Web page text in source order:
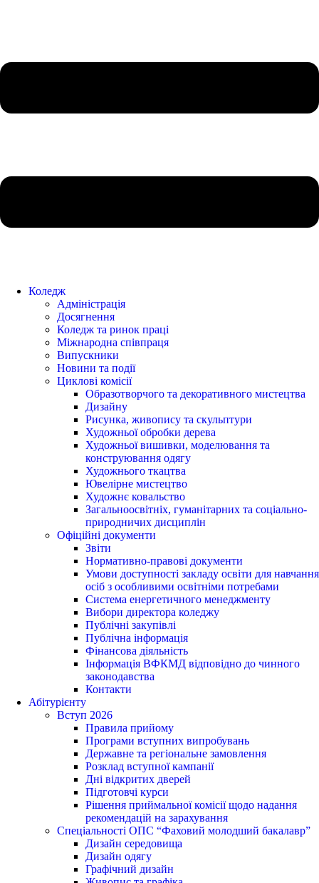
Коледж
Адміністрація
Досягнення
Коледж та ринок праці
Міжнародна співпраця
Випускники
Новини та події
Циклові комісії
Образотворчого та декоративного мистецтва
Дизайну
Рисунка, живопису та скульптури
Художньої обробки дерева
Художньої вишивки, моделювання та
конструювання одягу
Художнього ткацтва
Ювелірне мистецтво
Художнє ковальство
Загальноосвітніх, гуманітарних та соціально-
природничих дисциплін
Офіційні документи
Звіти
Нормативно-правові документи
Умови доступності закладу освіти для навчання
осіб з особливими освітніми потребами
Система енергетичного менеджменту
Вибори директора коледжу
Публічні закупівлі
Публічна інформація
Фінансова діяльність
Інформація ВФКМД відповідно до чинного
законодавства
Контакти
Абітурієнту
Вступ 2026
Правила прийому
Програми вступних випробувань
Державне та регіональне замовлення
Розклад вступної кампанії
Дні відкритих дверей
Підготовчі курси
Рішення приймальної комісії щодо надання
рекомендацій на зарахування
Спеціальності ОПС “Фаховий молодший бакалавр”
Дизайн середовища
Дизайн одягу
Графічний дизайн